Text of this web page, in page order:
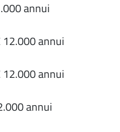
annui
12.000 annui
12.000 annui
annui